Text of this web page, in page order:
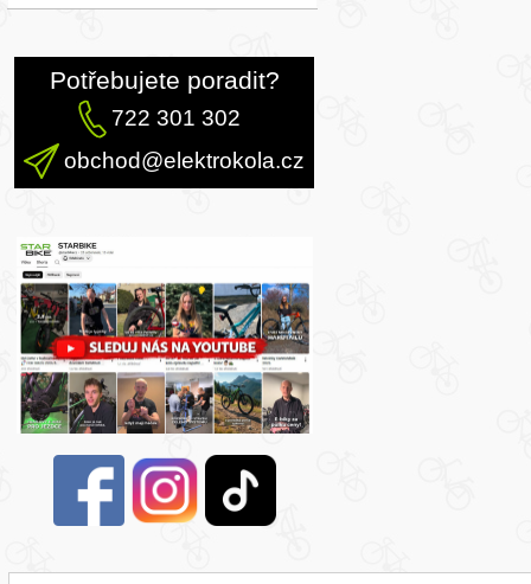
Potřebujete poradit?
722 301 302
obchod@elektrokola.cz